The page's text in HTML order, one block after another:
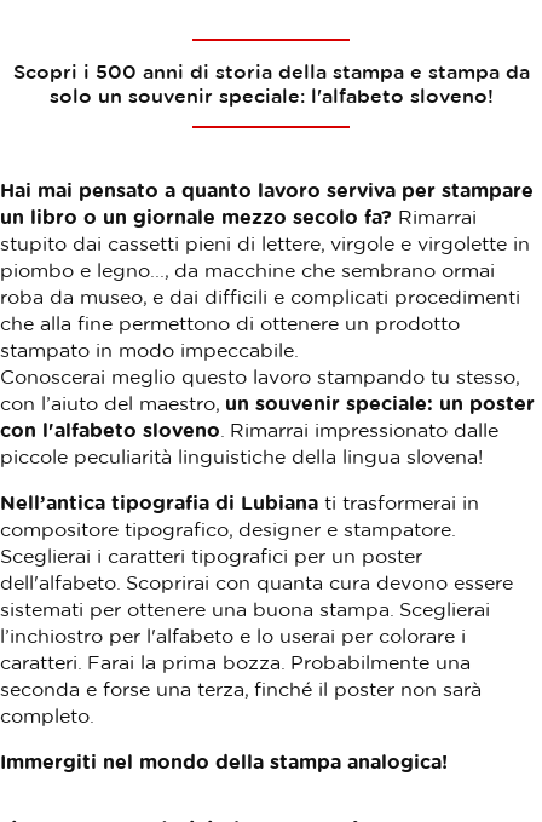
Scopri i 500 anni di storia della stampa e stampa da
solo un souvenir speciale: l'alfabeto sloveno!
Hai mai pensato a quanto lavoro serviva per stampare
un libro o un giornale mezzo secolo fa? Rimarrai
stupito dai cassetti pieni di lettere, virgole e virgolette in
piombo e legno..., da macchine che sembrano ormai
roba da museo, e dai difficili e complicati procedimenti
che alla fine permettono di ottenere un prodotto
stampato in modo impeccabile.
Conoscerai meglio questo lavoro stampando tu stesso,
con l’aiuto del maestro, un souvenir speciale: un poster
con l'alfabeto sloveno . Rimarrai impressionato dalle
piccole peculiarità linguistiche della lingua slovena!
Nell’antica tipografia di Lubiana ti trasformerai in
compositore tipografico, designer e stampatore.
Sceglierai i caratteri tipografici per un poster
dell'alfabeto. Scoprirai con quanta cura devono essere
sistemati per ottenere una buona stampa. Sceglierai
l’inchiostro per l'alfabeto e lo userai per colorare i
caratteri. Farai la prima bozza. Probabilmente una
seconda e forse una terza, finché il poster non sarà
completo.
Immergiti nel mondo della stampa analogica!